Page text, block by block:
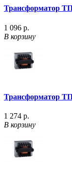
Трансформатор
1 096 р.
В корзину
Трансформатор
1 274 р.
В корзину